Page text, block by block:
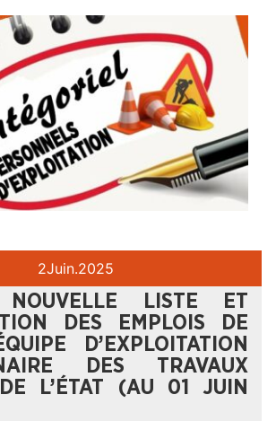
2Juin.2025
LISTE ET
DES EMPLOIS DE
D’EXPLOITATION
DES TRAVAUX
L’ÉTAT (AU 01 JUIN